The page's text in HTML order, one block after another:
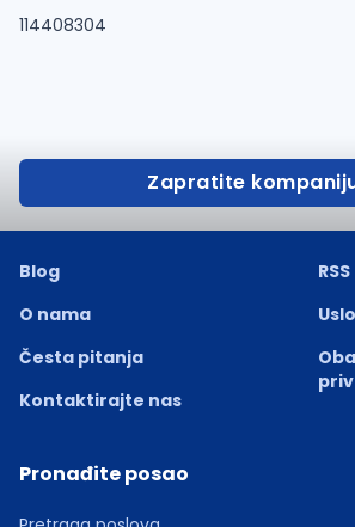
114408304
Zapratite
Blog
O nama
Česta pitanja
Kontaktirajte nas
RSS
Pronađite posao